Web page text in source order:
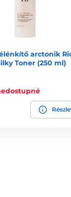
arctonik
Toner (250 ml)